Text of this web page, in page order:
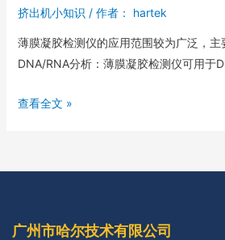
挤出机小知识 / 作者： hartek
薄膜凝胶检测仪的应用范围较为广泛，主
DNA/RNA分析：薄膜凝胶检测仪可用于
查看全文 »
广州市哈尔技术有限公司